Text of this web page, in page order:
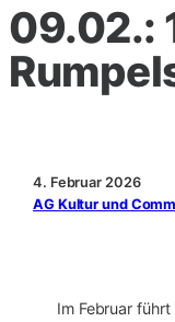
09.02.:
4. Februar 2026
AG Kultur und
Im Februar führt